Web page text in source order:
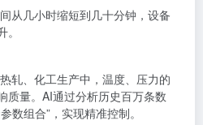
从几小时缩短到几十分钟，设备
。
轧、化工生产中，温度、压力的
质量。AI通过分析历史百万条数
数组合”，实现精准控制。